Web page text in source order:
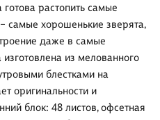
растопить самые
самые хорошенькие зверята,
даже в самые
из мелованного
блестками на
оригинальности и
блок: 48 листов, офсетная